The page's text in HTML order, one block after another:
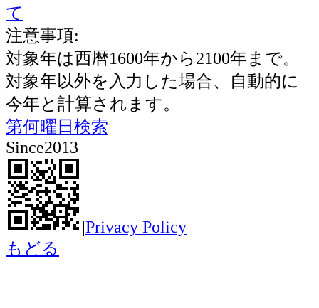
て
注意事項:
対象年は西暦1600年から2100年まで。
対象年以外を入力した場合、自動的に
今年と計算されます。
第何曜日検索
Since2013
|Privacy Policy
もどる